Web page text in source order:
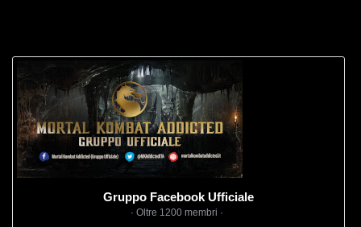
Gruppo Facebook Ufficiale
· Oltre 1200 membri ·